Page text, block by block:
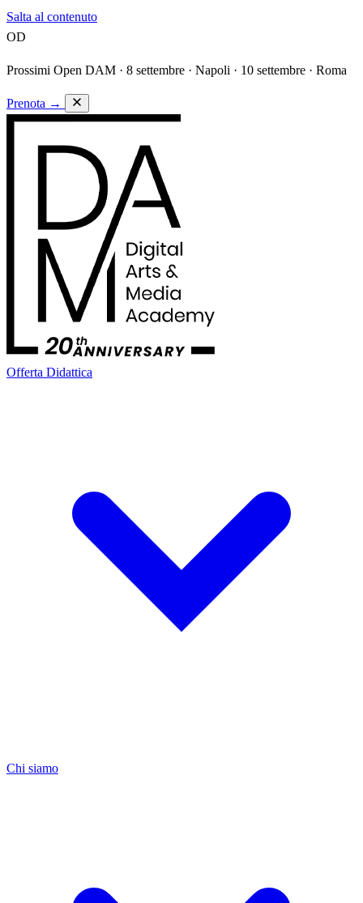
Salta al contenuto
OD
Prossimi Open DAM · 8 settembre · Napoli · 10 settembre · Roma
Prenota →
Offerta Didattica
Chi siamo